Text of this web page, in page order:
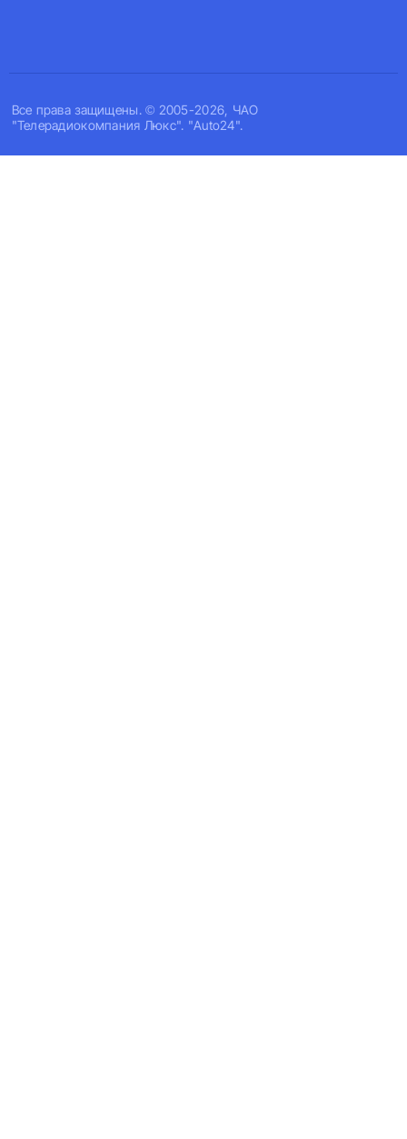
Все права защищены. © 2005-2026, ЧАО
"Телерадиокомпания Люкс". "Auto24".